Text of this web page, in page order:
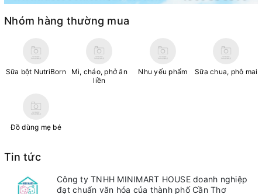
Nhóm hàng thường mua
Sữa bột NutriBorn
Mì, cháo, phở ăn
liền
Nhu yếu phẩm Sữa chua, phô mai
Đồ dùng mẹ bé
Tin tức
Công ty TNHH MINIMART HOUSE doanh nghiệp
đạt chuẩn văn hóa của thành phố Cần Thơ